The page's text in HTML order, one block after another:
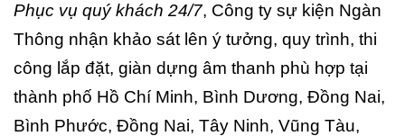
Phục vụ quý khách 24/7, Công ty sự kiện Ngàn
Thông nhận khảo sát lên ý tưởng, quy trình, thi
công lắp đặt, giàn dựng âm thanh phù hợp tại
thành phố Hồ Chí Minh, Bình Dương, Đồng Nai,
Bình Phước, Đồng Nai, Tây Ninh, Vũng Tàu,